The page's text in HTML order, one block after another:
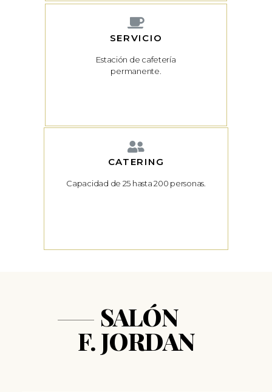
SERVICIO
Estación de cafetería
permanente.
CATERING
Capacidad de 25 hasta 200 personas.
SALÓN
F. JORDAN